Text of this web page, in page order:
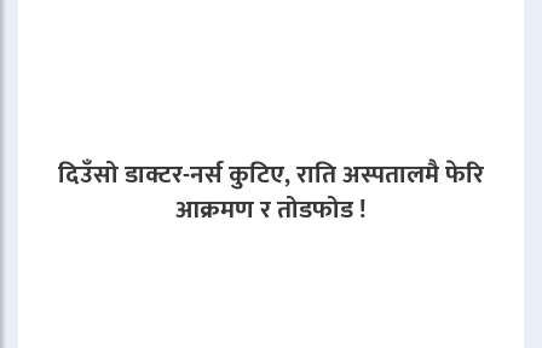
दिउँसो डाक्टर-नर्स कुटिए, राति अस्पतालमै फेरि
आक्रमण र तोडफोड !